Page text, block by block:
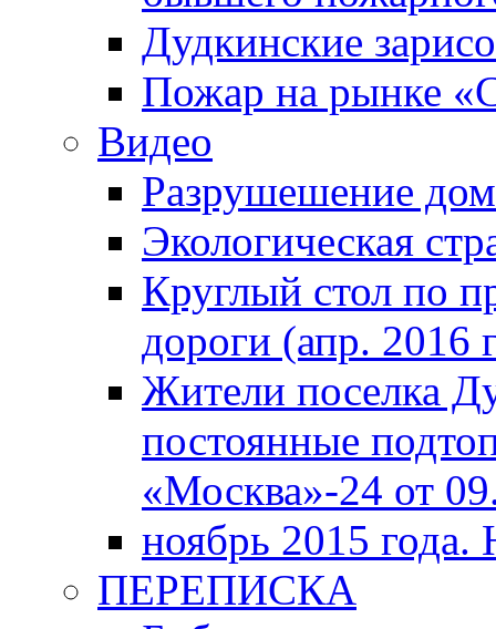
Дудкинские
Пожар на рынке
Видео
Разрушешение
Экологическая
Круглый стол по
дороги (апр. 2016
Жители поселка
постоянные
«Москва»-24 от
ноябрь 2015
ПЕРЕПИСКА